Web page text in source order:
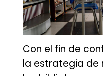
Con el fin de
la estrategia de